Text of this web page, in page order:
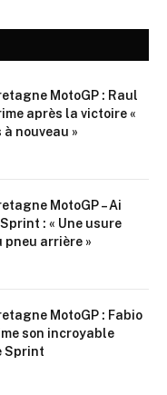
MotoGP : Raul
après la victoire «
nouveau »
MotoGP – Ai
: « Une usure
arrière »
MotoGP : Fabio
son incroyable
Sprint